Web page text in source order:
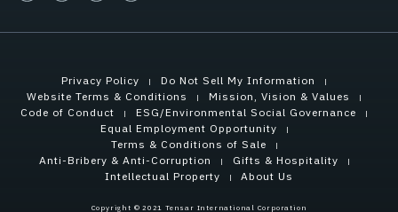
Privacy Policy
Do Not Sell My Information
Website Terms & Conditions
Mission, Vision & Values
Code of Conduct
ESG/Environmental Social Governance
Equal Employment Opportunity
Terms & Conditions of Sale
Anti-Bribery & Anti-Corruption
Gifts & Hospitality
Intellectual Property
About Us
Copyright © 2021 Tensar International Corporation